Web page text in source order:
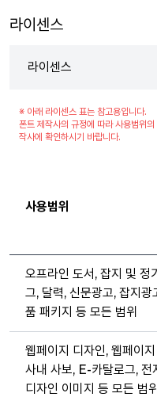
라이센스
라이센스
※ 아래 라이센스 표는 참고용입니다.
폰트 제작사의 규정에 따라 사용범위
작사에 확인하시기 바랍니다.
사용범위
오프라인 도서, 잡지 및 정
그, 달력, 신문광고, 잡지
품 패키지 등 모든 범위
웹페이지 디자인, 웹페이
사내 사보, E-카탈로그, 전
디자인 이미지 등 모든 범위